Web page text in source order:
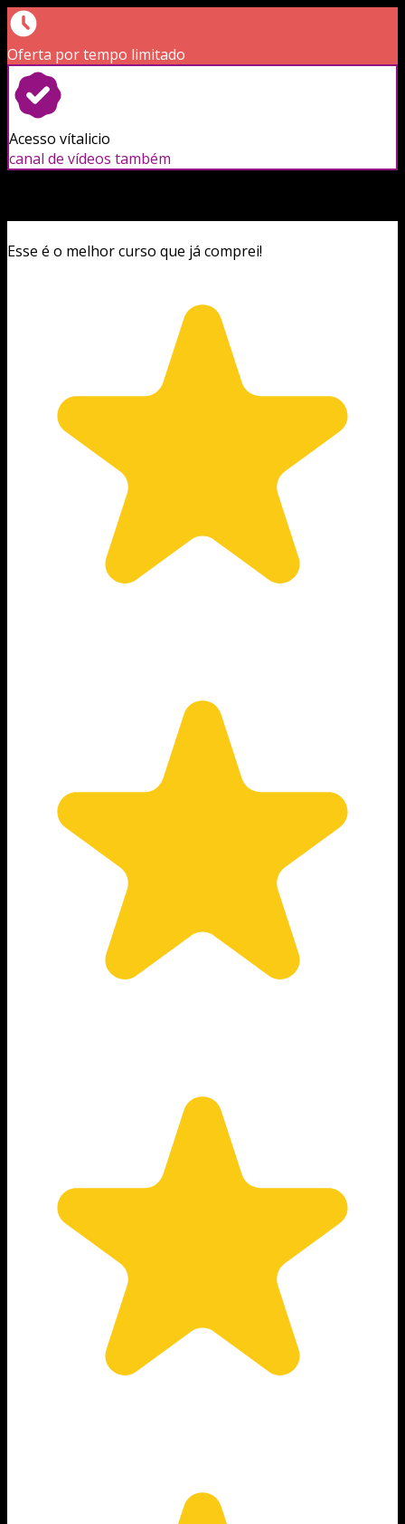
Oferta por tempo limitado
Acesso vítalicio
canal de vídeos também
Esse é o melhor curso que já comprei!